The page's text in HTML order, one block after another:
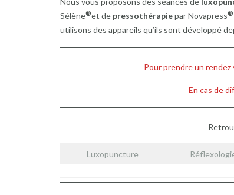
Sélène®et de pressothérapiepar Novapress®
utilisons des appareils qu’ils sont développé
Pour prendre un rendez
En cas de
Luxopuncture